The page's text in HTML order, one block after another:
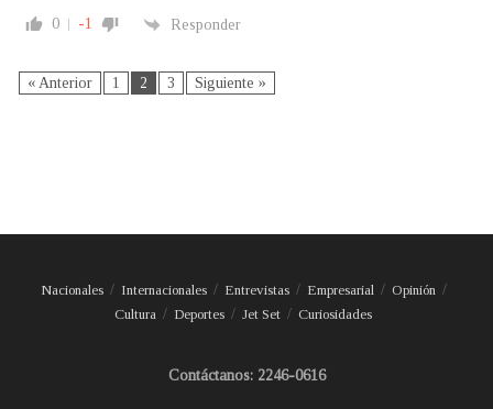
0 -1 Responder
« Anterior 1 2 3 Siguiente »
Nacionales Internacionales Entrevistas Empresarial
Opinión
Cultura
Deportes Jet Set Curiosidades
Contáctanos: 2246-0616